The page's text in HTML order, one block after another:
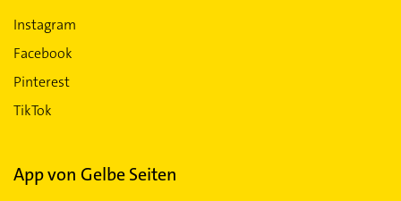
Instagram
Facebook
Pinterest
TikTok
App von Gelbe Seiten